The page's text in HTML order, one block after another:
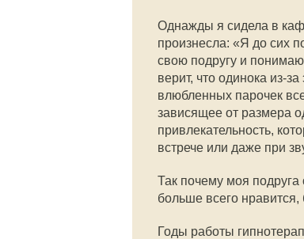
Однажды я сидела в
произнесла: «Я до сих
свою подругу и
верит, что одинока из-
влюбленных парочек
зависящее от размера
привлекательность,
встрече или даже при
Так почему моя подруга
больше всего нравится,
Годы работы